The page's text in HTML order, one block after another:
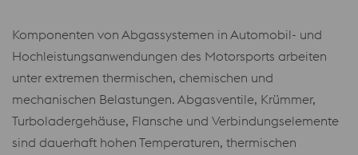
Komponenten von Abgassystemen in Automobil- und
Hochleistungsanwendungen des Motorsports arbeiten
unter extremen thermischen, chemischen und
mechanischen Belastungen. Abgasventile, Krümmer,
Turboladergehäuse, Flansche und Verbindungselemente
sind dauerhaft hohen Temperaturen, thermischen